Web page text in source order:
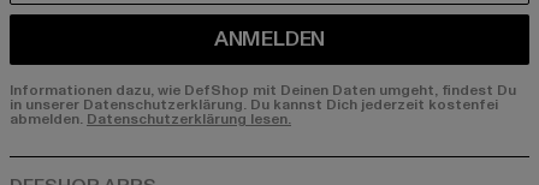
ANMELDEN
Informationen dazu, wie DefShop mit Deinen Daten umgeht, findest Du
in unserer Datenschutzerklärung. Du kannst Dich jederzeit kostenfei
abmelden.Datenschutzerklärung lesen.